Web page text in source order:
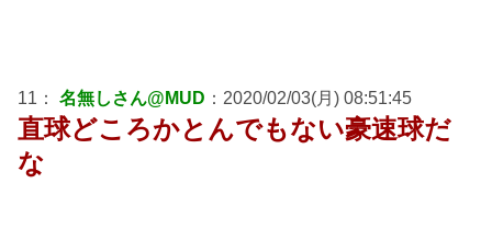
11： 名無しさん@MUD ：2020/02/03(月) 08:51:45
直球どころかとんでもない豪速球だ
な